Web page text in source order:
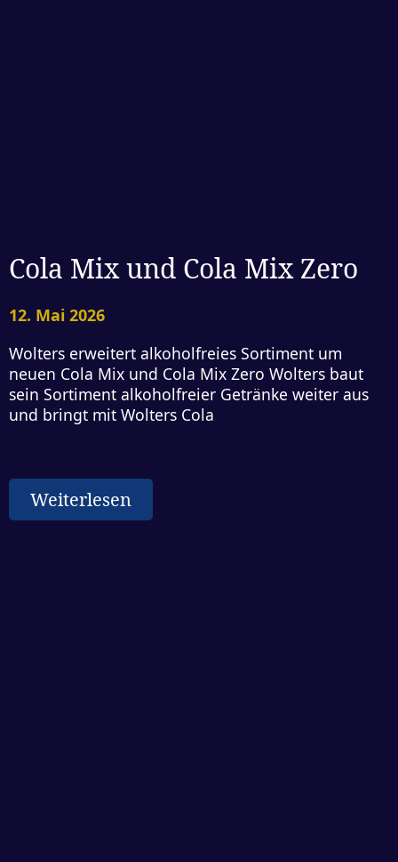
Cola Mix und Cola Mix Zero
12. Mai 2026
Wolters erweitert alkoholfreies Sortiment um
neuen Cola Mix und Cola Mix Zero Wolters baut
sein Sortiment alkoholfreier Getränke weiter aus
und bringt mit Wolters Cola
Weiterlesen